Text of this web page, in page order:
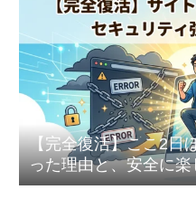
【完全復活】ここ2日
った理由と、安全に
セキュリティ強化のお